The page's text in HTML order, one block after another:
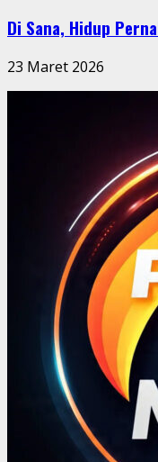
Di Sana, Hidup
23 Maret 2026